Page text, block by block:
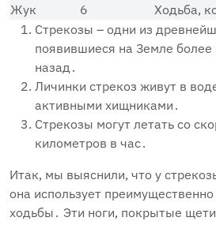
Жук
6
Ходьба‚
Стрекозы – одни из
появившиеся на Земле
назад․
Личинки стрекоз живут в
активными хищниками․
Стрекозы могут летать со
километров в час․
Итак‚ мы выяснили‚ что у
она использует
ходьбы․ Эти ноги‚ покрытые